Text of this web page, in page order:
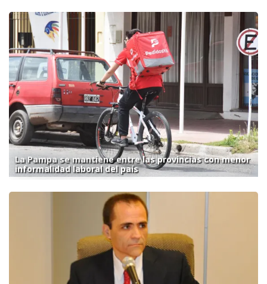
La Pampa se mantiene entre las provincias con menor
informalidad laboral del país